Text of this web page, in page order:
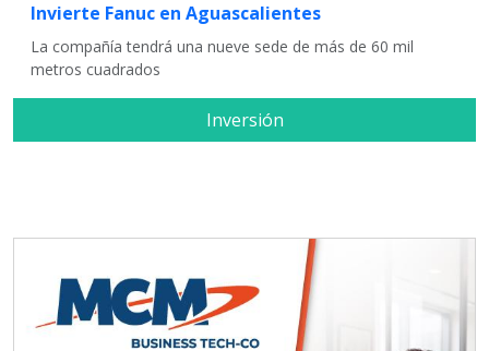
Invierte Fanuc en Aguascalientes
La compañía tendrá una nueve sede de más de 60 mil
metros cuadrados
Inversión